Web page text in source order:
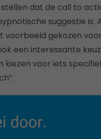
stellen dat de call to
suggestie is.
voorbeeld gekozen
een interessante
kiezen voor iets